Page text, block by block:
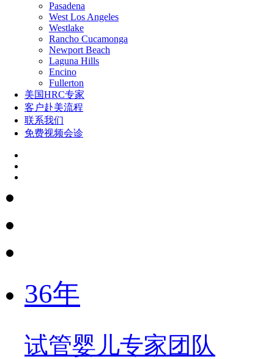
Pasadena
West Los Angeles
Westlake
Rancho Cucamonga
Newport Beach
Laguna Hills
Encino
Fullerton
美国HRC专家
客户赴美流程
联系我们
免费视频会诊
36年
试管婴儿专家团队